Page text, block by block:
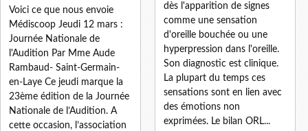
Voici ce que nous envoie
Médiscoop Jeudi 12 mars :
Journée Nationale de
l'Audition Par Mme Aude
Rambaud- Saint-Germain-
en-Laye Ce jeudi marque la
23ème édition de la Journée
Nationale de l’Audition. A
cette occasion, l’association
dès l'apparition de signes
comme une sensation
d'oreille bouchée ou une
hyperpression dans l'oreille.
Son diagnostic est clinique.
La plupart du temps ces
sensations sont en lien avec
des émotions non
exprimées. Le bilan ORL...